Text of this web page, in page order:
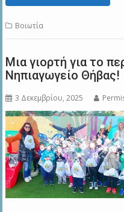
Βοιωτία
Μια γιορτή για το
Νηπιαγωγείο Θήβας!
3 Δεκεμβρίου, 2025